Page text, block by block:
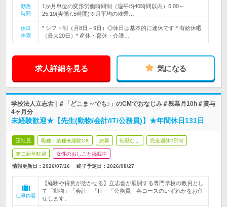
勤務
時間
1か月単位の変形労働時間制（週平均40時間以内）5:00～
25:10(実働7.5時間)※月平均の残業…
休日
休暇
* シフト制（月8日～9日）◎休日は基本的に連休です!* 有給休暇
（最大20日）* 産休・育休・介護…
求人詳細を見る 気になる
学校法人立志舎 | ＃「どこま～でも♪」のCMでおなじみ＃残業月10h＃賞与
4ヶ月分
未経験歓迎★【先生(動物/会計/IT/公務員)】★年間休日131日
正社員 職種・業種未経験OK 急募 転勤なし 完全週休2日制
第二新卒歓迎 女性のおしごと掲載中
情報更新日：2026/07/16 終了予定日： 2026/08/27
仕事内容
【経験や得意が活かせる】立志舎が展開する専門学校の教員とし
て「動物」「会計」「IT」「公務員」各コースのいずれかをお任
せします。